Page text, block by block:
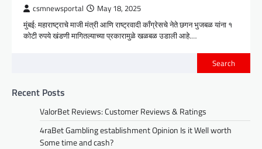
csmnewsportal May 18, 2025
मुंबई: महाराष्ट्राचे माजी मंत्री आणि राष्ट्रवादी काँग्रेसचे नेते छगन भुजबळ यांना १
कोटी रुपये खंडणी मागितल्याच्या प्रकारामुळे खळबळ उडाली आहे.…
Search
Recent Posts
ValorBet Reviews: Customer Reviews & Ratings
4raBet Gambling establishment Opinion Is it Well worth
Some time and cash?